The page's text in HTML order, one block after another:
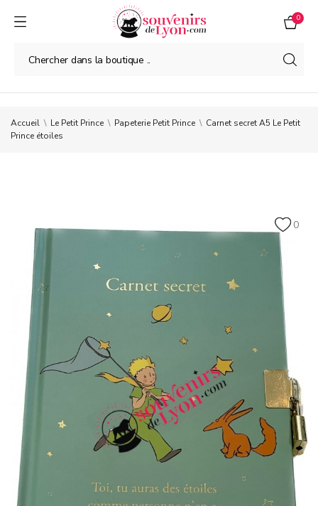
0
Accueil Le Petit Prince Papeterie Petit Prince
Carnet secret A5 Le Petit
Prince étoiles
0